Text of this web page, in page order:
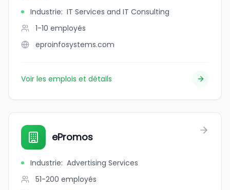
Industrie: IT Services and IT Consulting
1-10 employés
eproinfosystems.com
Voir les emplois et détails
ePromos
Industrie: Advertising Services
51-200 employés